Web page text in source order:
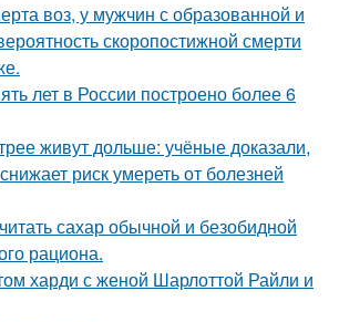
воз, у мужчин с образованной и
скоропостижной смерти
лет в России построено более 6
живут дольше: учёные доказали,
риск умереть от болезней
сахар обычной и безобидной
рациона.
харди с женой Шарлоттой Райли и